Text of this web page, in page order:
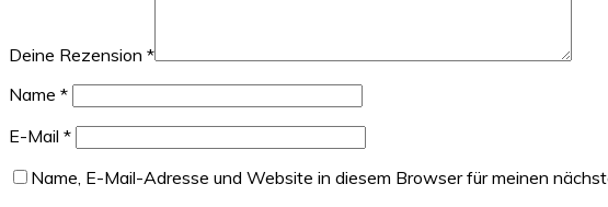
Deine Rezension *
Name *
E-Mail *
Name, E-Mail-Adresse und Website in diesem Browser für meinen